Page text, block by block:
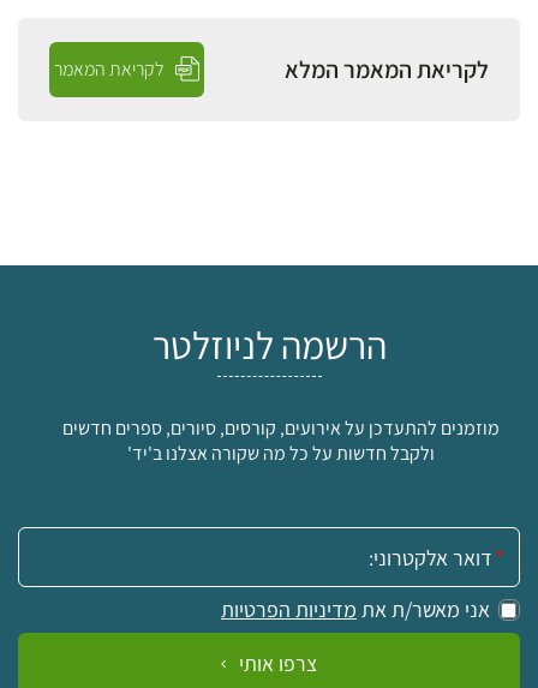
לקריאת המאמר המלא לקריאת המאמר
הרשמה לניוזלטר
מוזמנים להתעדכן על אירועים, קורסים, סיורים, ספרים חדשים
ולקבל חדשות על כל מה שקורה אצלנו ב'יד'
אימייל:
אני מאשר/ת את מדיניות הפרטיות
צרפו אותי